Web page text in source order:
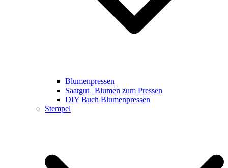
Blumenpressen
Saatgut | Blumen zum Pressen
DIY Buch Blumenpressen
Stempel